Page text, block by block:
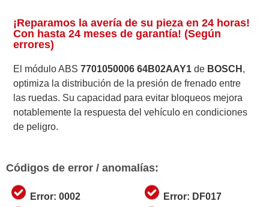
¡Reparamos la avería de su pieza en 24 horas!
Con hasta 24 meses de garantía! (Según
errores)
El módulo ABS7701050006 64B02AAY1 de BOSCH ,
optimiza la distribución de la presión de frenado entre
las ruedas. Su capacidad para evitar bloqueos mejora
notablemente la respuesta del vehículo en condiciones
de peligro.
Códigos de error / anomalías:
Error: 0002 Error: DF017